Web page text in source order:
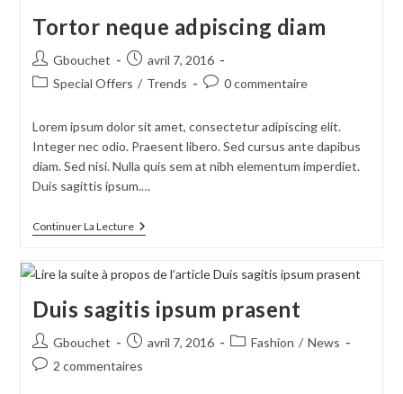
Tortor neque adpiscing diam
Auteur/autrice
de
Gbouchet
Publication
publiée :
avril 7, 2016
PostSpecial Offers / Trends
Commentaires
publication :
0 commentaire
Lorem ipsum dolor sit amet, consectetur adipiscing elit.
Integer nec odio. Praesent libero. Sed cursus ante dapibus
diam. Sed nisi. Nulla quis sem at nibh elementum imperdiet.
Duis sagittis ipsum.…
Continuer La LectureTortor
Neque
Diam
Duis sagitis ipsum prasent
Auteur/autrice
de
Gbouchet
Publication
avril 7, 2016
PostFashion / News
Commentaires
2 commentaires